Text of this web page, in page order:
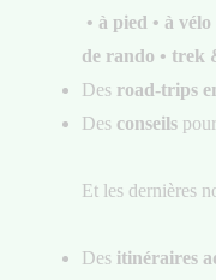
• à pied • à
de rando • trek
Des road-trips
Des conseils
Et les dernières
Des itinéraires